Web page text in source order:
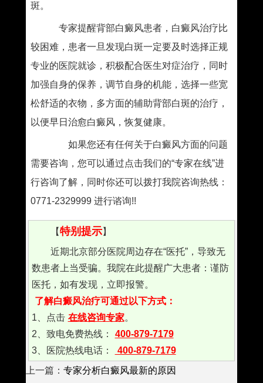
斑。
专家提醒背部白癜风患者，白癜风治疗比
较困难，患者一旦发现白斑一定要及时选择正规
专业的医院就诊，积极配合医生对症治疗，同时
加强自身的保养，调节自身的机能，选择一些宽
松舒适的衣物，多方面的辅助背部白斑的治疗，
以便早日治愈白癜风，恢复健康。
如果您还有任何关于白癜风方面的问题
需要咨询，您可以通过点击我们的“专家在线”进
行咨询了解，同时你还可以拨打我院咨询热线：
0771-2329999 进行谘询!!
【特别提示】
近期北京部分医院周边存在“医托”，导致无
数患者上当受骗。我院在此提醒广大患者：谨防
医托，如有发现，立即报警。
了解白癜风治疗可通过以下方式：
1、点击 在线咨询专家。
2、致电免费热线：
400-879-7179
3、医院热线电话：
400-879-7179
上一篇： 专家分析白癜风最新的原因